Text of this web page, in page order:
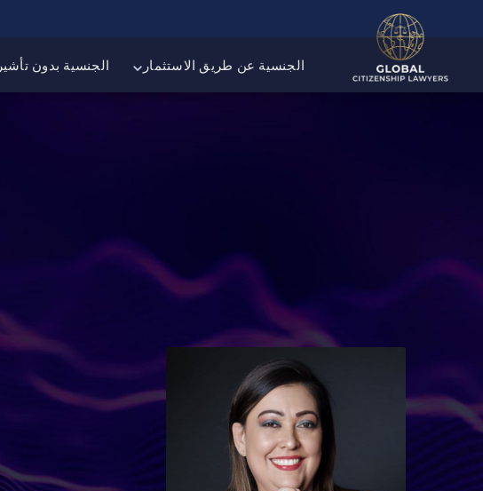
الجنسية عن طريق الاستثمار الجنسية بدون